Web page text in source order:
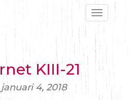
Toggle
KIII-21
januari 4, 2018